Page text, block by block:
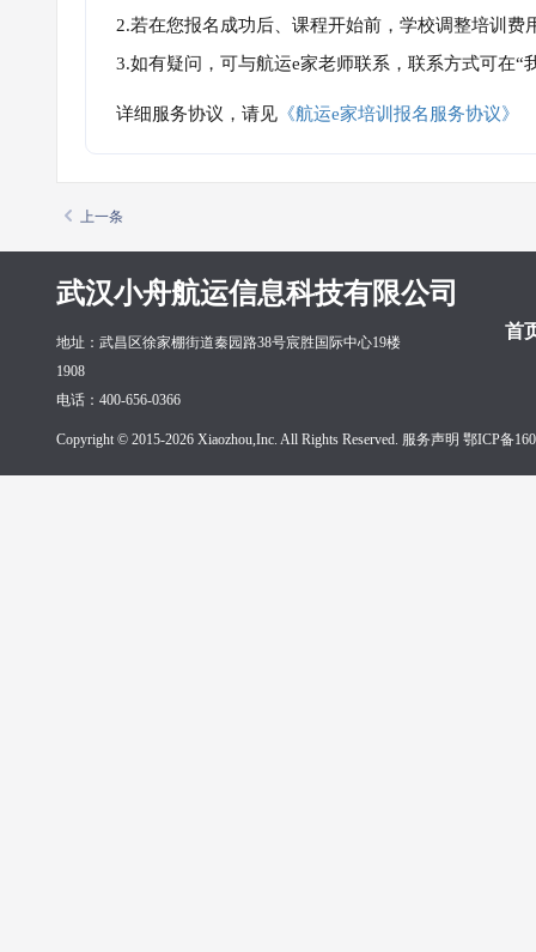
2.若在您报名成功后、课程开始前，学校调整培训
3.如有疑问，可与航运e家老师联系，联系方式可在
详细服务协议，请见 《航运e家培训报名服务协议》
上一条
武汉小舟航运信息科技有限公司
首
地址：武昌区徐家棚街道秦园路38号宸胜国际中心19楼
1908
电话：400-656-0366
Copyright © 2015-2026 Xiaozhou,Inc. All Rights Reserved. 服务声明 鄂ICP备